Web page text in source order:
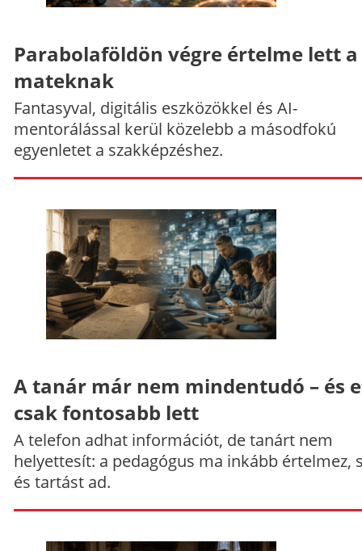
Parabolaföldön végre értelme lett a
mateknak
Fantasyval, digitális eszközökkel és AI-
mentorálással kerül közelebb a másodfokú
egyenletet a szakképzéshez.
A tanár már nem mindentudó – és
csak fontosabb lett
A telefon adhat információt, de tanárt nem
helyettesít: a pedagógus ma inkább értelmez,
és tartást ad.